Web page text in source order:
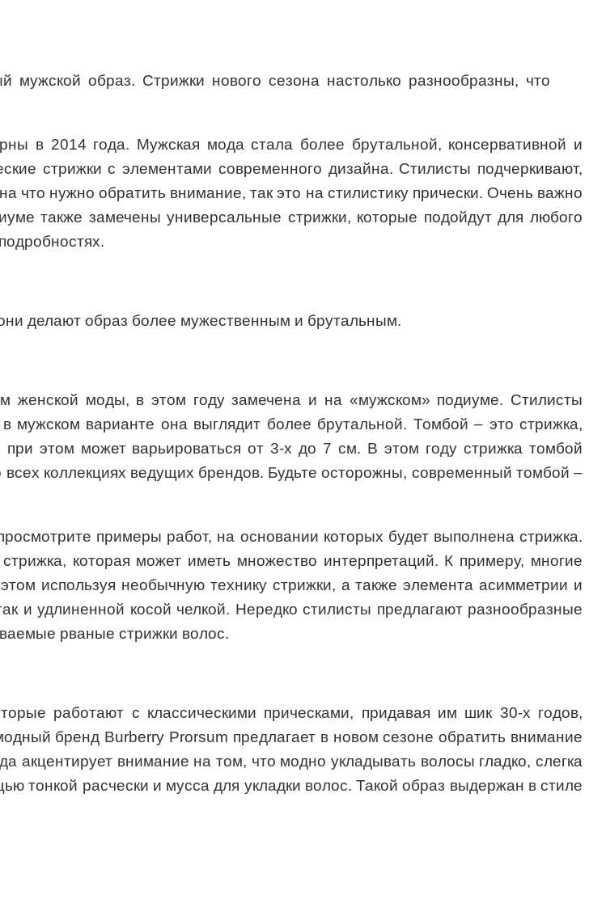
мужской образ. Стрижки нового сезона настолько разнообразны, что
в 2014 года. Мужская мода стала более брутальной, консервативной и
стрижки с элементами современного дизайна. Стилисты подчеркивают,
что нужно обратить внимание, так это на стилистику прически. Очень важно
также замечены универсальные стрижки, которые подойдут для любого
делают образ более мужественным и брутальным.
женской моды, в этом году замечена и на «мужском» подиуме. Стилисты
мужском варианте она выглядит более брутальной. Томбой – это стрижка,
этом может варьироваться от 3-х до 7 см. В этом году стрижка томбой
коллекциях ведущих брендов. Будьте осторожны, современный томбой –
примеры работ, на основании которых будет выполнена стрижка.
которая может иметь множество интерпретаций. К примеру, многие
используя необычную технику стрижки, а также элемента асимметрии и
и удлиненной косой челкой. Нередко стилисты предлагают разнообразные
рваные стрижки волос.
работают с классическими прическами, придавая им шик 30-х годов,
бренд Burberry Prorsum предлагает в новом сезоне обратить внимание
акцентирует внимание на том, что модно укладывать волосы гладко, слегка
тонкой расчески и мусса для укладки волос. Такой образ выдержан в стиле